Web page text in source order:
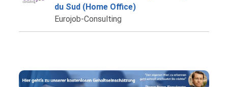
du Sud (Home Office)
Eurojob-Consulting